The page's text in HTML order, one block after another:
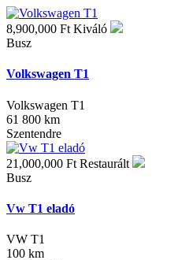
8,900,000 Ft Kiváló
Busz
Volkswagen T1
Volkswagen T1
61 800 km
Szentendre
21,000,000 Ft Restaurált
Busz
Vw T1 eladó
VW T1
100 km